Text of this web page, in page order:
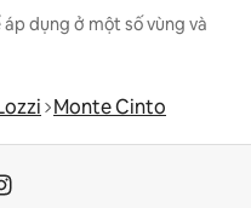
dụng ở một số vùng và
Monte Cinto